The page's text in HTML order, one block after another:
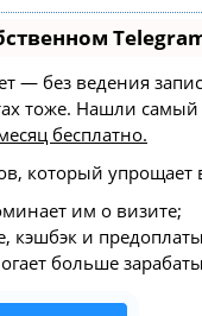
— без ведения
тоже. Нашли
бесплатно.
который упрощает
им о визите;
кэшбэк и
больше